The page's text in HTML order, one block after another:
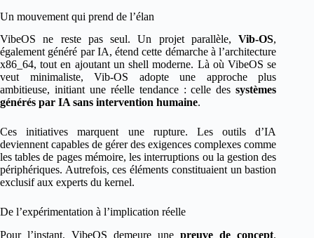
Un mouvement qui prend de l’élan
VibeOS ne reste pas seul. Un projet parallèle,Vib-OS,
également généré par IA, étend cette démarche à l’architecture
x86_64, tout en ajoutant un shell moderne. Là où VibeOS se
veut minimaliste, Vib-OS adopte une approche plus
ambitieuse, initiant une réelle tendance : celle dessystèmes
générés par IA sans intervention humaine.
Ces initiatives marquent une rupture. Les outils d’IA
deviennent capables de gérer des exigences complexes comme
les tables de pages mémoire, les interruptions ou la gestion des
périphériques. Autrefois, ces éléments constituaient un bastion
exclusif aux experts du kernel.
De l’expérimentation à l’implication réelle
Pour l’instant, VibeOS demeure unepreuve de concept.